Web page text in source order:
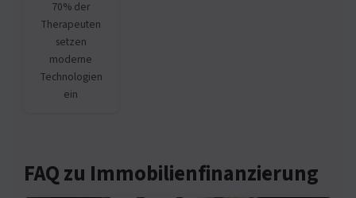
70% der
Therapeuten
setzen
moderne
Technologien
ein
FAQ zu Immobilienfinanzierung